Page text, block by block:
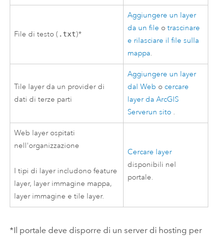
File di testo ( .txt)*
Aggiungere un layer
da un file otrascinare
e rilasciare il file sulla
mappa.
Tile layer da un provider di
dati di terze parti
Aggiungere un layer
dal Web o cercare
layer daArcGIS
Serverun sito .
Web layer ospitati
nell'organizzazione
I tipi di layer includono feature
layer, layer immagine mappa,
layer immagine e tile layer.
Cercare layer
disponibili nel
portale.
*Il portale deve disporre di un server di hosting per